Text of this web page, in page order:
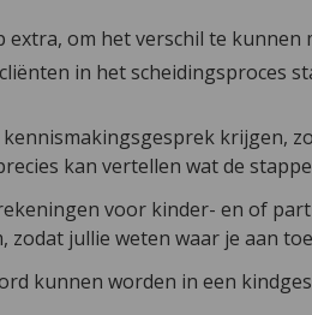
extra, om het verschil te kunnen
in het scheidingsproces
krijgen,
kan vertellen wat de
voor kinder- en of
zodat jullie weten waar je aan
kunnen worden in een